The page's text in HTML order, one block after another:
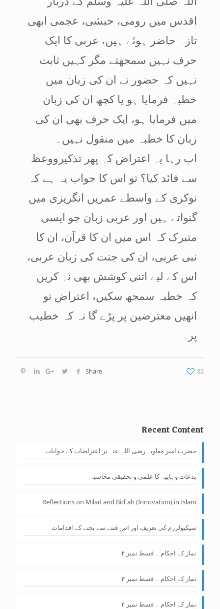
اقدس میں رومی، حبشی، عجمی ابھی
تازہ حاضر ہوئے ہیں، عربی کا ایک
حرف نہیں سمجھتے مگر کہیں ثابت
نہیں کہ حضور نے ان کی زبان میں
خطبہ فرمایا ہو یا کچھ ان کی زبان
میں فرمایا ہو، ایک حرف بھی ان کی
زبان کا خطبہ میں منقول نہیں۔
اب رہا یہ اعتراض کہ پھر تذکیرووعظ
سے فائد کیا؟ تو اس کا جواب یہ ہے کہ
نوکری کے واسطے عمریں انگریزی میں
گنواتے ہیں اور عربی زبان جو ایسی
متبرک کہ اس میں ان کا قرآن، ان کا
نبی عربی، ان کی جنت کی زبان عربی،
اس کے لیے اتنی کوشش بھی نہ کریں
کہ خطبہ سمجھ سکیں، اعتراض تو
انھیں معترضین پر پڑے گا نہ کہ خطیب
پر۔
Share 82
Recent Content
حضرت امیر معاویہ رضی اللہ عنہ پر اعتراضات کے جوابات
بدعات وہابیہ کا علمی و تحقیقی محاسبہ
Reflections on Milad and Bid`ah (Innovation) in Islam
سیکیولرزم کی تعریف اور اس فتنے سے بچنے کے اقدامات
نماز کے احکام ۔ قسط نمبر ۴
نماز کے احکام ۔ قسط نمبر ۳
نماز کے احکام ۔ قسط نمبر ۲